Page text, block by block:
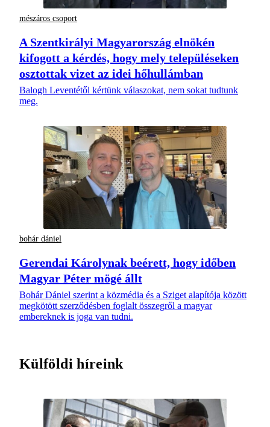
mészáros csoport
A Szentkirályi Magyarország elnökén
kifogott a kérdés, hogy mely településeken
osztottak vizet az idei hőhullámban
Balogh Leventétől kértünk válaszokat, nem sokat tudtunk
meg.
bohár dániel
Gerendai Károlynak beérett, hogy időben
Magyar Péter mögé állt
Bohár Dániel szerint a közmédia és a Sziget alapítója között
megkötött szerződésben foglalt összegről a magyar
embereknek is joga van tudni.
Külföldi híreink